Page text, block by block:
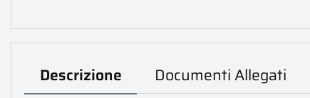
Descrizione Documenti Allegati